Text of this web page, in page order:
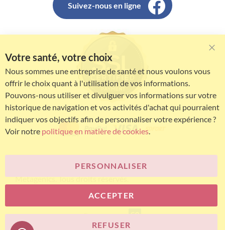
Suivez-nous en ligne
© Bariatric Advantage® est une marque du groupe
Metagenics. Tous droits réservés.
E-commerce
Votre santé, votre choix
Nous sommes une entreprise de santé et nous voulons vous
offrir le choix quant à l'utilisation de vos informations.
Pouvons-nous utiliser et divulguer vos informations sur votre
historique de navigation et vos activités d'achat qui pourraient
indiquer vos objectifs afin de personnaliser votre expérience ?
Voir notre politique en matière de cookies.
ACCEPTER
PERSONNALISER
REFUSER